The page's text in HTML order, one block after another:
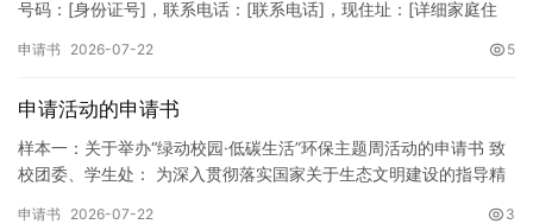
号码：[身份证号]，联系电话：[联系电话]，现住址：[详细家庭住
申请书 2026-07-22 5
申请活动的申请书
样本一：关于举办“绿动校园·低碳生活”环保主题周活动的申请书 致
校团委、学生处： 为深入贯彻落实国家关于生态文明建设的指导精
申请书 2026-07-22 3